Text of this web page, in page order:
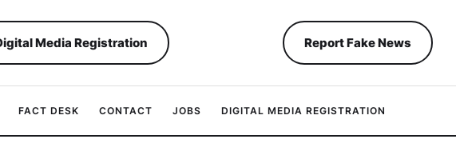
Media Registration Report Fake News
FACT DESK CONTACT JOBS DIGITAL MEDIA REGISTRATION